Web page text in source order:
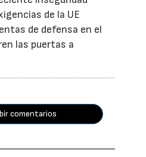
de la UE
de defensa en el
las puertas a
comentarios